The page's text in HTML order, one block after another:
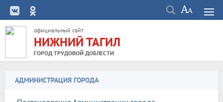
официальный сайт
НИЖНИЙ ТАГИЛ
ГОРОД ТРУДОВОЙ ДОБЛЕСТИ
АДМИНИСТРАЦИЯ ГОРОДА